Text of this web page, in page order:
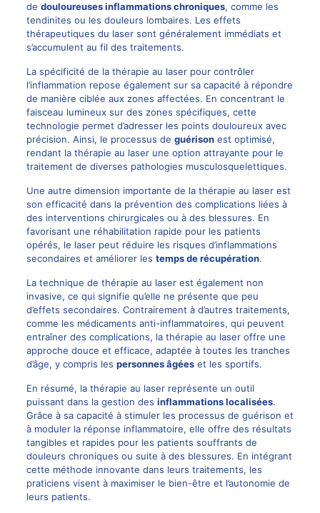
de douloureuses inflammations chroniques, comme les
tendinites ou les douleurs lombaires. Les effets
thérapeutiques du laser sont généralement immédiats et
s’accumulent au fil des traitements.
La spécificité de la thérapie au laser pour contrôler
l’inflammation repose également sur sa capacité à répondre
de manière ciblée aux zones affectées. En concentrant le
faisceau lumineux sur des zones spécifiques, cette
technologie permet d’adresser les points douloureux avec
précision. Ainsi, le processus de guérisonest optimisé,
rendant la thérapie au laser une option attrayante pour le
traitement de diverses pathologies musculosquelettiques.
Une autre dimension importante de la thérapie au laser est
son efficacité dans la prévention des complications liées à
des interventions chirurgicales ou à des blessures. En
favorisant une réhabilitation rapide pour les patients
opérés, le laser peut réduire les risques d’inflammations
secondaires et améliorer les temps de récupération.
La technique de thérapie au laser est également non
invasive, ce qui signifie qu’elle ne présente que peu
d’effets secondaires. Contrairement à d’autres traitements,
comme les médicaments anti-inflammatoires, qui peuvent
entraîner des complications, la thérapie au laser offre une
approche douce et efficace, adaptée à toutes les tranches
d’âge, y compris les personnes âgéeset les sportifs.
En résumé, la thérapie au laser représente un outil
puissant dans la gestion des inflammations localisées.
Grâce à sa capacité à stimuler les processus de guérison et
à moduler la réponse inflammatoire, elle offre des résultats
tangibles et rapides pour les patients souffrants de
douleurs chroniques ou suite à des blessures. En intégrant
cette méthode innovante dans leurs traitements, les
praticiens visent à maximiser le bien-être et l’autonomie de
leurs patients.